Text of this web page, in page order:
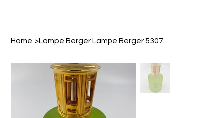
Home >Lampe Berger Lampe Berger 5307